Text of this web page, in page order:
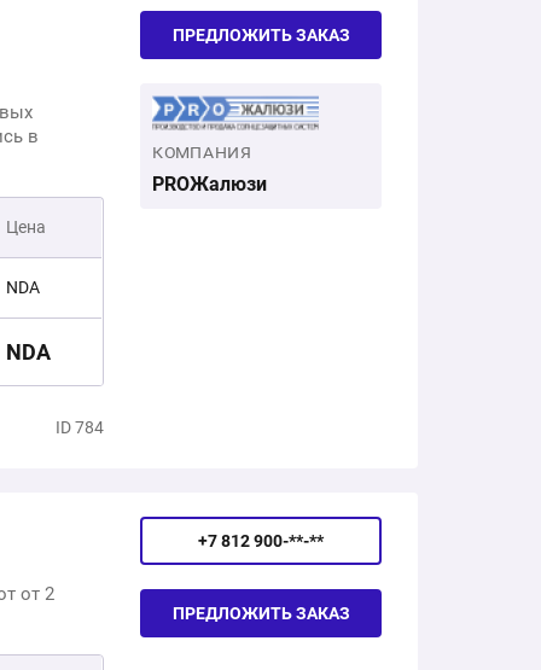
в
Цена
NDA
NDA
ID 784
ПРЕДЛОЖИТЬ ЗАКАЗ
КОМПАНИЯ
PROЖалюзи
от 2
+7 812 900-**-**
ПРЕДЛОЖИТЬ ЗАКАЗ